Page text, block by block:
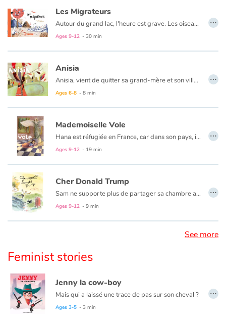
Les Migrateurs
Autour du grand lac, l'heure est grave. Les oiseaux de malheur ont déjà envahi une partie du pays, imposant leurs terribles lois. Jojo et Jolie deux jeunes oisillons, doivent fuir, en laissant leurs parents derrière eux. Sans autre choix que celui de s'en remettre à des outrepasseurs malhonnêtes, il leur faudra affronter bien des périls et se construire une nouvelle vie ! Un roman graphique émouvant, des illustrations justes et touchantes.
Ages 9-12 - 30 min
…
Anisia
Anisia, vient de quitter sa grand-mère et son village en Angola pour venir en France avec ses parents et son petit frère. Tout est nouveau, tout est différent quand on change de pays... Heureusement, en allant à l’école, Anisia va rencontrer Mariette et sa nouvelle maîtresse.
Ages 6-8 - 8 min
…
Mademoiselle Vole
Hana est réfugiée en France, car dans son pays, il y a la guerre. La nuit, elle dort, avec sa maman, dans un musée, tout près de « Mademoiselle Vole ». Mais ça, il ne faut pas le dire, c'est un secret. Jusqu'au jour où...
Ages 9-12 - 19 min
…
Cher Donald Trump
Sam ne supporte plus de partager sa chambre avec son frère : il l’empêche de dormir et lui prend ses choses sans même lui demander son accord.
Mais alors que ça lui parait être la solution idéale, son entourage ne semble pas tout à fait du même avis… Sam se lance alors dans l’écriture d’une série de lettres adressées à Donald Trump dans lequel il lui fait part de ses plans, ses réflexions et lui demande quelques conseils.
Ages 9-12 - 9 min
…
See more
Feminist stories
Jenny la cow-boy
Mais qui a laissé une trace de pas sur son cheval ?
Ages 3-5 - 3 min
…